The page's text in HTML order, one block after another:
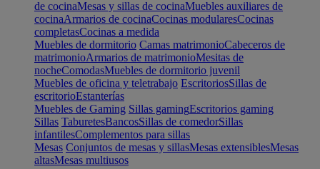
de cocinaMesas y sillas de cocinaMuebles auxiliares de
cocinaArmarios de cocinaCocinas modularesCocinas
completasCocinas a medida
Muebles de dormitorio Camas matrimonioCabeceros de
matrimonioArmarios de matrimonioMesitas de
nocheComodasMuebles de dormitorio juvenil
Muebles de oficina y teletrabajo EscritoriosSillas de
escritorioEstanterías
Muebles de Gaming Sillas gamingEscritorios gaming
Sillas TaburetesBancosSillas de comedorSillas
infantilesComplementos para sillas
Mesas Conjuntos de mesas y sillasMesas extensiblesMesas
altasMesas multiusos